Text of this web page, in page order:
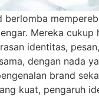
Mereka
identitas,
dengan nada
brand
kuat, pengaruh